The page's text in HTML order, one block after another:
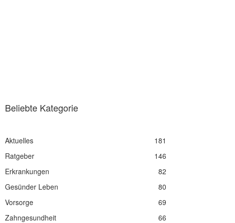
Beliebte Kategorie
Aktuelles
181
Ratgeber
146
Erkrankungen
82
Gesünder Leben
80
Vorsorge
69
Zahngesundheit
66